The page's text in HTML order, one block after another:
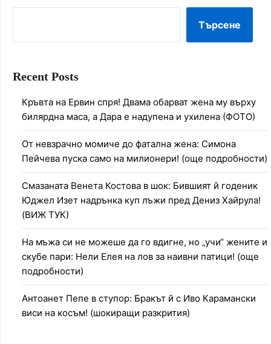
Търсене
Recent Posts
Кръвта на Ервин спря! Двама обарват жена му върху
билярдна маса, а Дара е надупена и ухилена (ФОТО)
От невзрачно момиче до фатална жена: Симона
Пейчева пуска само на милионери! (още подробности)
Смазаната Венета Костова в шок: Бившият й годеник
Юджел Изет надрънка куп лъжи пред Дениз Хайрула!
(ВИЖ ТУК)
На мъжа си не можеше да го вдигне, но „учи“ жените и
скубе пари: Нели Елея на лов за наивни патици! (още
подробности)
Антоанет Пепе в ступор: Бракът й с Иво Карамански
виси на косъм! (шокиращи разкрития)